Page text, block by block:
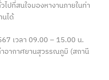
ไปที่สนใจมองหางานภายในท่า
ได้
เวลา 09.00 – 15.00 น.
อากาศยานสุวรรณภูมิ (สถานี